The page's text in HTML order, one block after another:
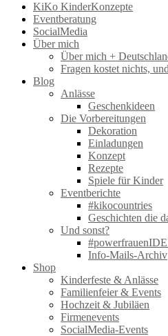
KiKo KinderKonzepte
Eventberatung
SocialMedia
Über mich
Über mich +
Fragen kostet nichts,
Blog
Anlässe
Geschenkideen
Die Vorbereitungen
Dekoration
Einladungen
Konzept
Rezepte
Spiele für Kinder
Eventberichte
#kikocountries
Geschichten die
Und sonst?
Info-Mails-Archiv
Shop
Kinderfeste & Anlässe
Familienfeier & Events
Hochzeit & Jubiläen
Firmenevents
SocialMedia-Events